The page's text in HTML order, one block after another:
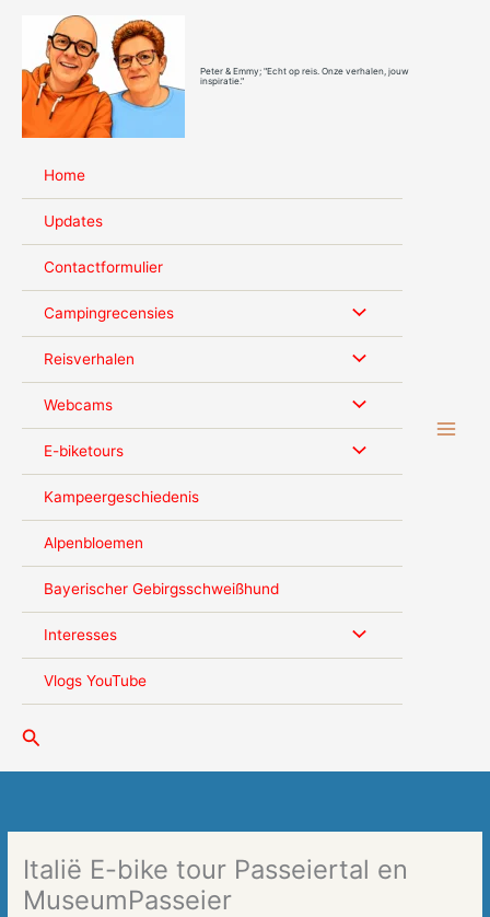
inhoud
Peter & Emmy; "Echt op reis. Onze verhalen, jouw
inspiratie."
Home
Updates
Contactformulier
Campingrecensies
Reisverhalen
Webcams
E-biketours
Kampeergeschiedenis
Alpenbloemen
Bayerischer Gebirgsschweißhund
Interesses
Vlogs YouTube
Zoeken
Italië E-bike tour Passeiertal en
MuseumPasseier